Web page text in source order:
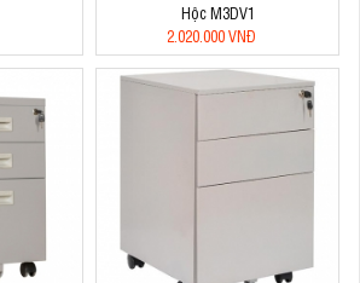
Hộc M3DV1
2.020.000 VNĐ